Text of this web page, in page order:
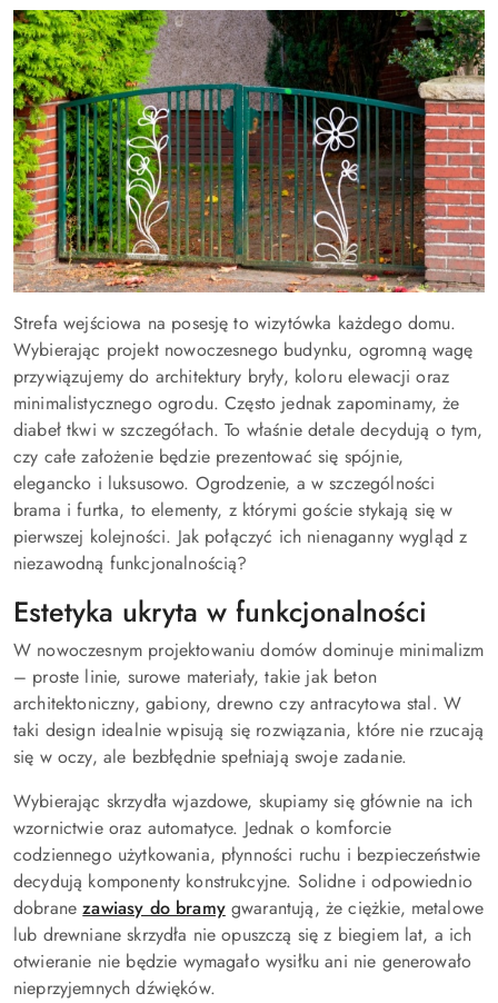
Strefa wejściowa na posesję to wizytówka każdego domu.
Wybierając projekt nowoczesnego budynku, ogromną wagę
przywiązujemy do architektury bryły, koloru elewacji oraz
minimalistycznego ogrodu. Często jednak zapominamy, że
diabeł tkwi w szczegółach. To właśnie detale decydują o tym,
czy całe założenie będzie prezentować się spójnie,
elegancko i luksusowo. Ogrodzenie, a w szczególności
brama i furtka, to elementy, z którymi goście stykają się w
pierwszej kolejności. Jak połączyć ich nienaganny wygląd z
niezawodną funkcjonalnością?
Estetyka ukryta w funkcjonalności
W nowoczesnym projektowaniu domów dominuje minimalizm
– proste linie, surowe materiały, takie jak beton
architektoniczny, gabiony, drewno czy antracytowa stal. W
taki design idealnie wpisują się rozwiązania, które nie rzucają
się w oczy, ale bezbłędnie spełniają swoje zadanie.
Wybierając skrzydła wjazdowe, skupiamy się głównie na ich
wzornictwie oraz automatyce. Jednak o komforcie
codziennego użytkowania, płynności ruchu i bezpieczeństwie
decydują komponenty konstrukcyjne. Solidne i odpowiednio
dobranezawiasy do bramygwarantują, że ciężkie, metalowe
lub drewniane skrzydła nie opuszczą się z biegiem lat, a ich
otwieranie nie będzie wymagało wysiłku ani nie generowało
nieprzyjemnych dźwięków.